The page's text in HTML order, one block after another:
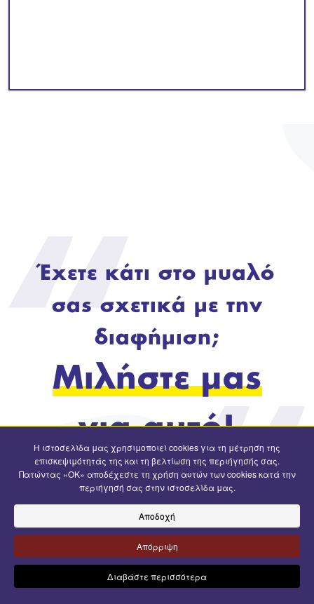
Η ιστοσελίδα μας χρησιμοποιεί cookies για τη μέτρηση της
επισκεψιμότητάς της και τη βελτίωση της περιήγησής σας.
Πατώντας «OK» αποδέχεστε τη χρήση αυτών των cookies κατά την
περιήγησή σας στην ιστοσελίδα μας.
Αποδοχή
Απόρριψη
Διαβάστε περισσότερα
Έχετε κάτι στο μυαλό
σας σχετικά με την
διαφήμιση;
Μιλήστε μας
για αυτό!
Επικοινωνία
Ι. Μεταξά 29. Κρύα Βρύση, 58300
23820•63830